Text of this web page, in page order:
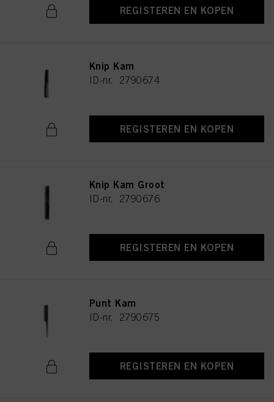
REGISTEREN EN KOPEN
Knip Kam
ID-nr. 2790674
REGISTEREN EN KOPEN
Knip Kam Groot
ID-nr. 2790676
REGISTEREN EN KOPEN
Punt Kam
ID-nr. 2790675
REGISTEREN EN KOPEN